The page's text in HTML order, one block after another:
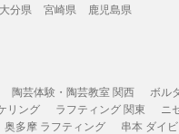
大分県 宮崎県
鹿児島県
陶芸体験・陶芸教室 関西 ボル
リング ラフティング 関東 ニ
奥多摩 ラフティング 串本 ダイ